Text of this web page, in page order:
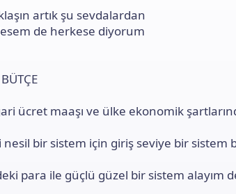
artık şu sevdalardan
de herkese diyorum
ücret maaşı ve ülke ekonomik
bir sistem için giriş seviye bir sistem
para ile güçlü güzel bir sistem alayım